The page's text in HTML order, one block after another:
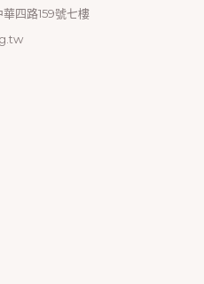
四路159號七樓